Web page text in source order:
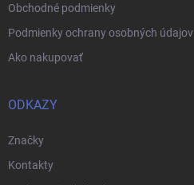
Obchodné podmienky
Podmienky ochrany osobných údajov
Ako nakupovať
ODKAZY
Značky
Kontakty